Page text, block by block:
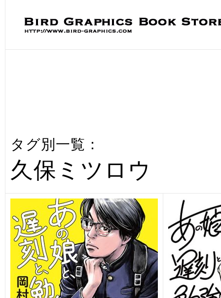
タグ別一覧：
久保ミツロウ